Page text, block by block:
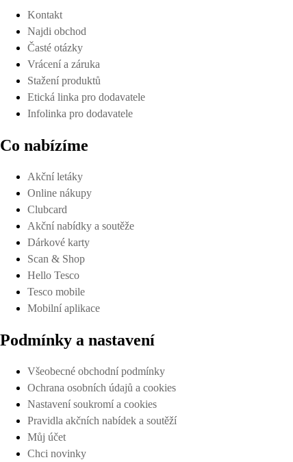
Kontakt
Najdi obchod
Časté otázky
Vrácení a záruka
Stažení produktů
Etická linka pro dodavatele
Infolinka pro dodavatele
Co nabízíme
Akční letáky
Online nákupy
Clubcard
Akční nabídky a soutěže
Dárkové karty
Scan & Shop
Hello Tesco
Tesco mobile
Mobilní aplikace
Podmínky a nastavení
Všeobecné obchodní podmínky
Ochrana osobních údajů a cookies
Nastavení soukromí a cookies
Pravidla akčních nabídek a soutěží
Můj účet
Chci novinky